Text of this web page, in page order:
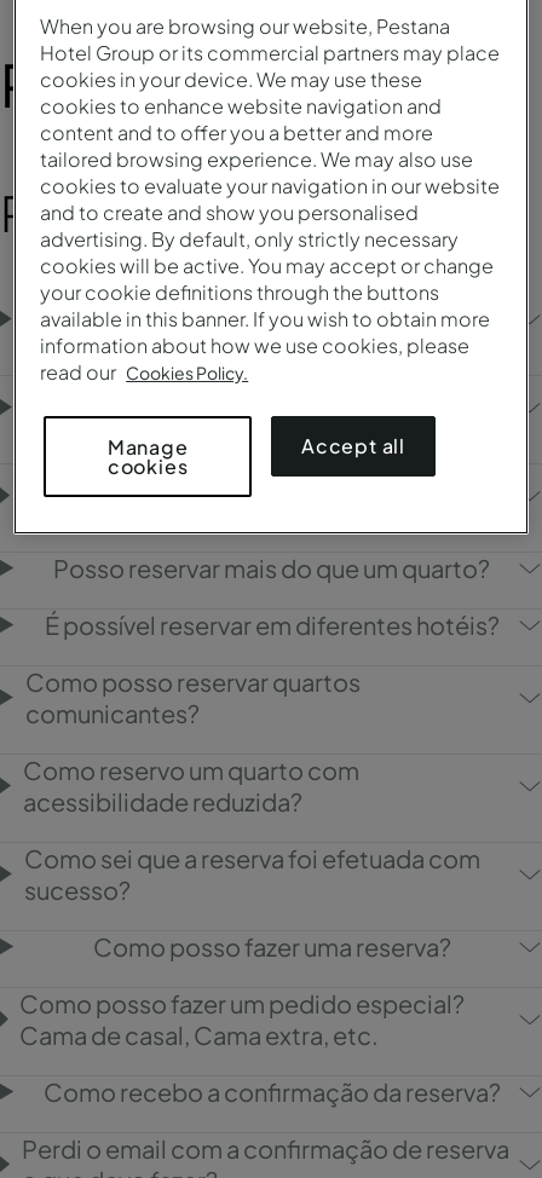
Reservar Estadia
Reservas
As reservas com tarifa meia-pensão inclui
bebidas?
Posso reservar um quarto para uso diário
(day use)?
Posso reservar para o mesmo dia que estou
Posso reservar mais do que um quarto?
É possível reservar em diferentes hotéis?
Como posso reservar quartos
comunicantes?
Como reservo um quarto com
acessibilidade reduzida?
Como sei que a reserva foi efetuada com
sucesso?
Como posso fazer uma reserva?
Como posso fazer um pedido especial?
Cama de casal, Cama extra, etc.
Como recebo a confirmação da reserva?
Perdi o email com a confirmação de reserva
When you are browsing our website, Pestana
Hotel Group or its commercial partners may place
cookies in your device. We may use these
cookies to enhance website navigation and
content and to offer you a better and more
tailored browsing experience. We may also use
cookies to evaluate your navigation in our website
and to create and show you personalised
advertising. By default, only strictly necessary
cookies will be active. You may accept or change
your cookie definitions through the buttons
available in this banner. If you wish to obtain more
information about how we use cookies, please
read our Cookies Policy.
Manage
cookies
Accept all